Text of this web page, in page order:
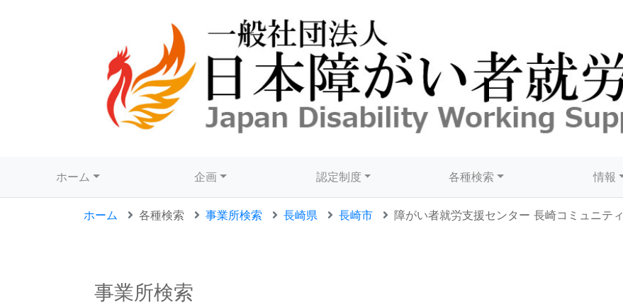
ホーム 企画 認定制度 各種検索 情報
ホーム 各種検索 事業所検索 長崎県 長崎市 障がい者就労支援センター 長崎コミュニティ
事業所検索